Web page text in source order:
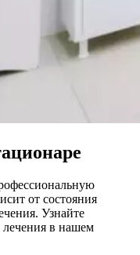
от состояния
Узнайте
в нашем